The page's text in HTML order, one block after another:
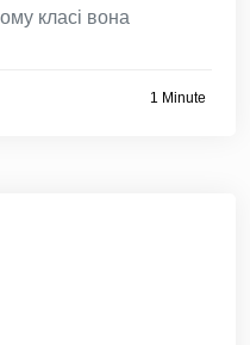
класі вона
1 Minute